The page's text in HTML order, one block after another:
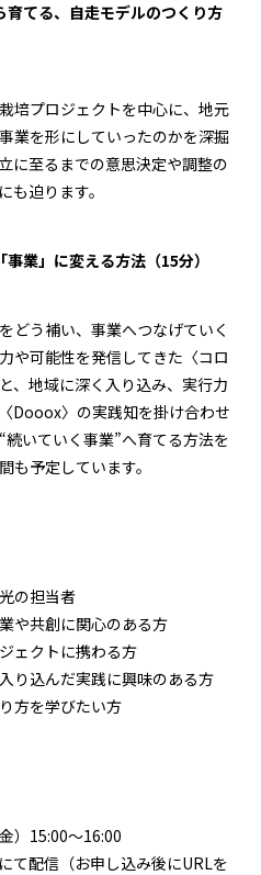
育てる、自走モデルのつくり方
培プロジェクトを中心に、地元
業を形にしていったのかを深掘
に至るまでの意思決定や調整の
も迫ります。
業」に変える方法（15分）
どう補い、事業へつなげていく
や可能性を発信してきた〈コロ
、地域に深く入り込み、実行力
Dooox〉の実践知を掛け合わせ
いていく事業”へ育てる方法を
も予定しています。
の担当者
や共創に関心のある方
ェクトに携わる方
り込んだ実践に興味のある方
方を学びたい方
）15:00〜16:00
て配信（お申し込み後にURLを